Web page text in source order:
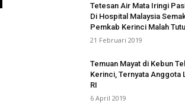
Tetesan Air Mata Iringi
Di Hospital Malaysia
Pemkab Kerinci Malah
21 Februari 2019
Temuan Mayat di Kebun
Kerinci, Ternyata Anggota
RI
6 April 2019